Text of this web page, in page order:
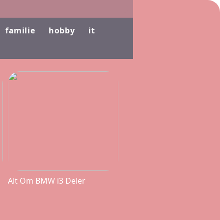
familie hobby it
Alt Om BMW i3 Deler